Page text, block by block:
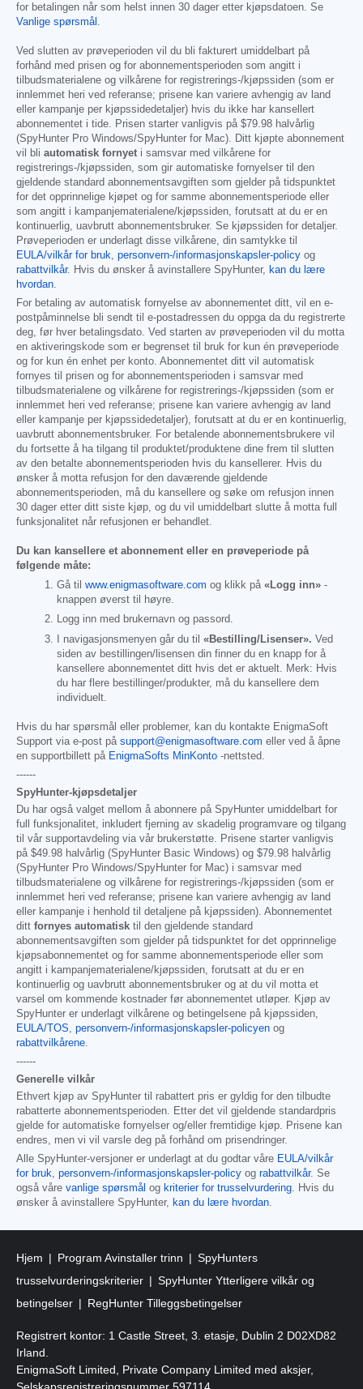
for betalingen når som helst innen 30 dager etter kjøpsdatoen. Se
Vanlige spørsmål
Ved slutten av prøveperioden vil du bli fakturert umiddelbart på
forhånd med prisen og for abonnementsperioden som angitt i
tilbudsmaterialene og vilkårene for registrerings-/kjøpssiden (som er
innlemmet heri ved referanse; prisene kan variere avhengig av land
eller kampanje per kjøpssidedetaljer) hvis du ikke har kansellert
abonnementet i tide. Prisen starter vanligvis på $79.98 halvårlig
(SpyHunter Pro Windows/SpyHunter for Mac). Ditt kjøpte abonnement
vil bli automatisk fornyet i samsvar med vilkårene for
registrerings-/kjøpssiden, som gir automatiske fornyelser til den
gjeldende standard abonnementsavgiften som gjelder på tidspunktet
for det opprinnelige kjøpet og for samme abonnementsperiode eller
som angitt i kampanjematerialene/kjøpssiden, forutsatt at du er en
kontinuerlig, uavbrutt abonnementsbruker. Se kjøpssiden for detaljer.
Prøveperioden er underlagt disse vilkårene, din samtykke til
EULA/vilkår for bruk
personvern-/informasjonskapsler-policy og
rabattvilkår. Hvis du ønsker å avinstallere SpyHunter,
kan du lære
hvordan
For betaling av automatisk fornyelse av abonnementet ditt, vil en e-
postpåminnelse bli sendt til e-postadressen du oppga da du registrerte
deg, før hver betalingsdato. Ved starten av prøveperioden vil du motta
en aktiveringskode som er begrenset til bruk for kun én prøveperiode
og for kun én enhet per konto. Abonnementet ditt vil automatisk
fornyes til prisen og for abonnementsperioden i samsvar med
tilbudsmaterialene og vilkårene for registrerings-/kjøpssiden (som er
innlemmet heri ved referanse; prisene kan variere avhengig av land
eller kampanje per kjøpssidedetaljer), forutsatt at du er en kontinuerlig,
uavbrutt abonnementsbruker. For betalende abonnementsbrukere vil
du fortsette å ha tilgang til produktet/produktene dine frem til slutten
av den betalte abonnementsperioden hvis du kansellerer. Hvis du
ønsker å motta refusjon for den daværende gjeldende
abonnementsperioden, må du kansellere og søke om refusjon innen
30 dager etter ditt siste kjøp, og du vil umiddelbart slutte å motta full
funksjonalitet når refusjonen er behandlet.
Du kan kansellere et abonnement eller en prøveperiode på
følgende måte:
Gå til www.enigmasoftware.com og klikk på «Logg inn» -
knappen øverst til høyre.
Logg inn med brukernavn og passord.
I navigasjonsmenyen går du til «Bestilling/Lisenser». Ved
siden av bestillingen/lisensen din finner du en knapp for å
kansellere abonnementet ditt hvis det er aktuelt. Merk: Hvis
du har flere bestillinger/produkter, må du kansellere dem
individuelt.
Hvis du har spørsmål eller problemer, kan du kontakte EnigmaSoft
Support via e-post på support@enigmasoftware.com eller ved å åpne
en supportbillett på EnigmaSofts MinKonto -nettsted.
------
SpyHunter-kjøpsdetaljer
Du har også valget mellom å abonnere på SpyHunter umiddelbart for
full funksjonalitet, inkludert fjerning av skadelig programvare og tilgang
til vår supportavdeling via vår brukerstøtte. Prisene starter vanligvis
på $49.98 halvårlig (SpyHunter Basic Windows) og $79.98 halvårlig
(SpyHunter Pro Windows/SpyHunter for Mac) i samsvar med
tilbudsmaterialene og vilkårene for registrerings-/kjøpssiden (som er
innlemmet heri ved referanse; prisene kan variere avhengig av land
eller kampanje i henhold til detaljene på kjøpssiden). Abonnementet
ditt fornyes automatisk til den gjeldende standard
abonnementsavgiften som gjelder på tidspunktet for det opprinnelige
kjøpsabonnementet og for samme abonnementsperiode eller som
angitt i kampanjematerialene/kjøpssiden, forutsatt at du er en
kontinuerlig og uavbrutt abonnementsbruker og at du vil motta et
varsel om kommende kostnader før abonnementet utløper. Kjøp av
SpyHunter er underlagt vilkårene og betingelsene på kjøpssiden,
EULA/TOS
personvern-/informasjonskapsler-policyen og
rabattvilkårene
------
Generelle vilkår
Ethvert kjøp av SpyHunter til rabattert pris er gyldig for den tilbudte
rabatterte abonnementsperioden. Etter det vil gjeldende standardpris
gjelde for automatiske fornyelser og/eller fremtidige kjøp. Prisene kan
endres, men vi vil varsle deg på forhånd om prisendringer.
Alle SpyHunter-versjoner er underlagt at du godtar våre EULA/vilkår
for bruk
personvern-/informasjonskapsler-policy og rabattvilkår. Se
også våre vanlige spørsmål og kriterier for trusselvurdering . Hvis du
ønsker å avinstallere SpyHunter,
kan du lære hvordan
Hjem Program Avinstaller trinn
SpyHunters
trusselvurderingskriterier
SpyHunter Ytterligere vilkår og
betingelser
RegHunter Tilleggsbetingelser
Registrert kontor: 1 Castle Street, 3. etasje, Dublin 2 D02XD82
Irland.
EnigmaSoft Limited, Private Company Limited med aksjer,